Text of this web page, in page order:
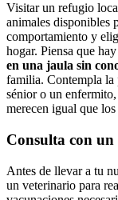
Visitar un refugio
animales disponibles
comportamiento y
hogar. Piensa que
en una jaula sin
familia. Contempla la
sénior o un
merecen igual que los
Consulta con
Antes de llevar a tu
un veterinario para